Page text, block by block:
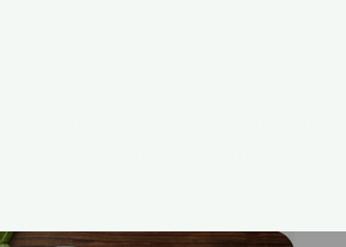
1 g de lipides par portion. C’est
dinde, nous privilégions une
aussi des vitamines du groupe
zinc, sélénium)